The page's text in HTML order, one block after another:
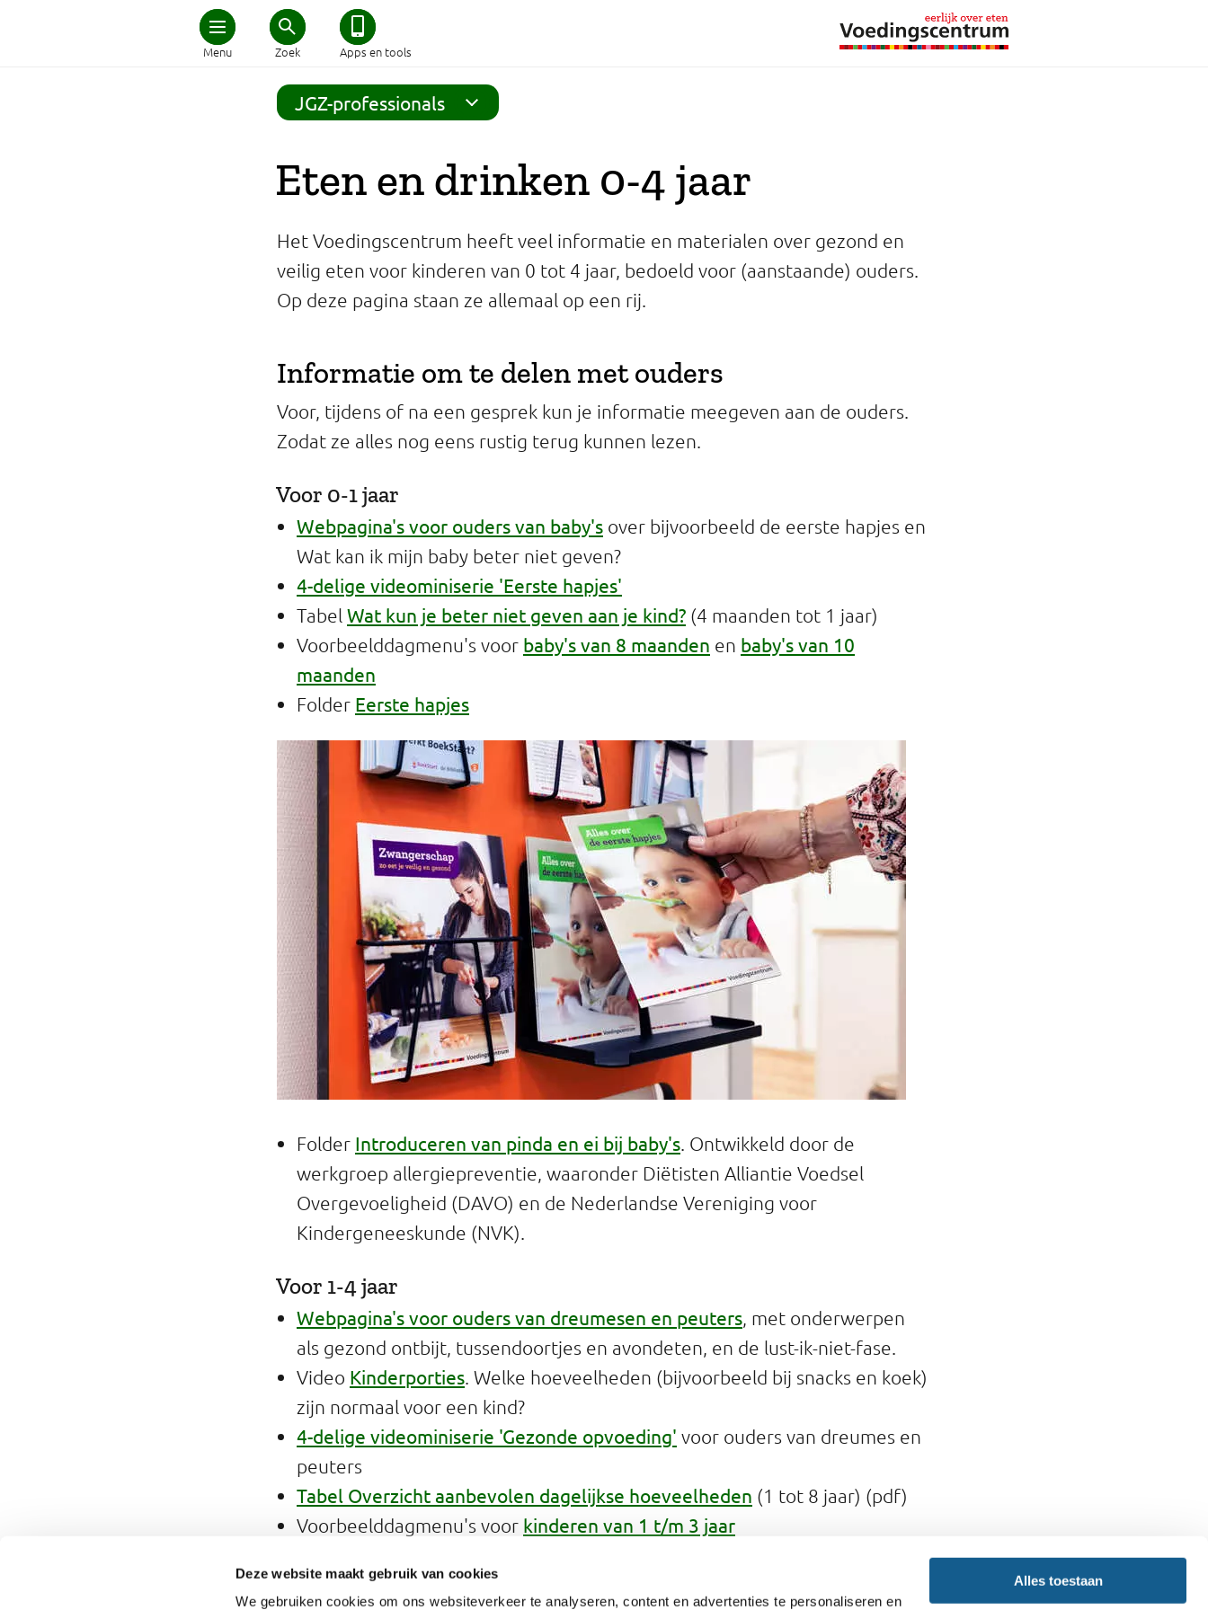
Deze website maakt gebruik van cookies
We gebruiken cookies om ons websiteverkeer te analyseren, content en advertenties te personaliseren en
Alles toestaan
Menu Zoek Apps en tools
Home
Schijf van Vijf
Afvallen
Zwanger en kind
Duurzaam eten
Professionals
JGZ-professionals
Eten en drinken 0-4 jaar
Het Voedingscentrum heeft veel informatie en materialen over gezond en
veilig eten voor kinderen van 0 tot 4 jaar, bedoeld voor (aanstaande) ouders.
Op deze pagina staan ze allemaal op een rij.
Informatie om te delen met ouders
Voor, tijdens of na een gesprek kun je informatie meegeven aan de ouders.
Zodat ze alles nog eens rustig terug kunnen lezen.
Voor 0-1 jaar
Webpagina's voor ouders van baby's over bijvoorbeeld de eerste hapjes en
Wat kan ik mijn baby beter niet geven?
4-delige videominiserie 'Eerste hapjes'
Tabel Wat kun je beter niet geven aan je kind? (4 maanden tot 1 jaar)
Voorbeelddagmenu's voor baby's van 8 maanden en baby's van 10
maanden
Folder Eerste hapjes
Folder Introduceren van pinda en ei bij baby's. Ontwikkeld door de
werkgroep allergiepreventie, waaronder Diëtisten Alliantie Voedsel
Overgevoeligheid (DAVO) en de Nederlandse Vereniging voor
Kindergeneeskunde (NVK).
Voor 1-4 jaar
Webpagina's voor ouders van dreumesen en peuters, met onderwerpen
als gezond ontbijt, tussendoortjes en avondeten, en de lust-ik-niet-fase.
Video Kinderporties. Welke hoeveelheden (bijvoorbeeld bij snacks en koek)
zijn normaal voor een kind?
4-delige videominiserie 'Gezonde opvoeding' voor ouders van dreumes en
peuters
Tabel Overzicht aanbevolen dagelijkse hoeveelheden (1 tot 8 jaar) (pdf)
Voorbeelddagmenu's voor kinderen van 1 t/m 3 jaar
kun je je kind geven, en